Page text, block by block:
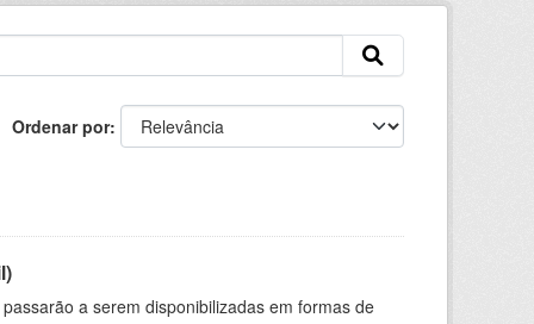
Ordenar por
a serem disponibilizadas em formas de